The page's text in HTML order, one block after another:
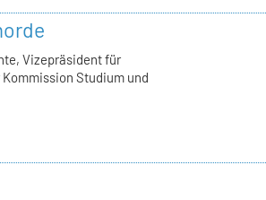
Vizepräsident für
Studium und